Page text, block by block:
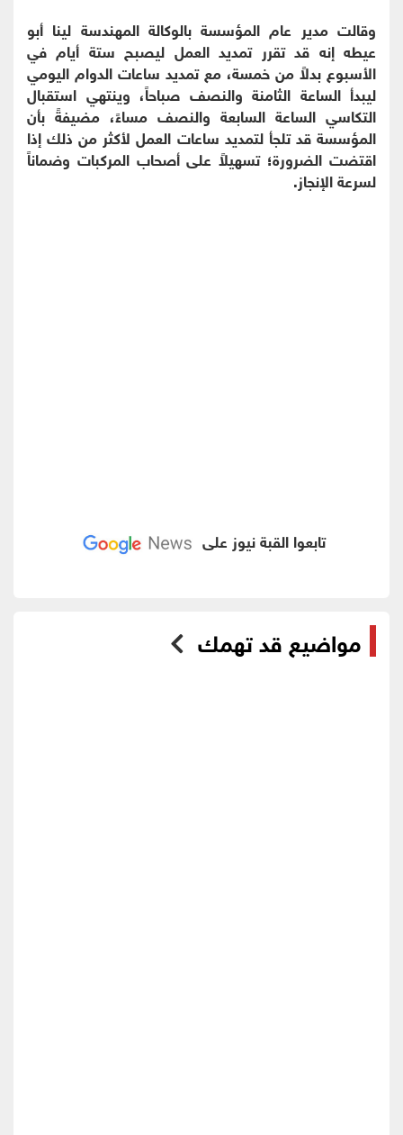
وقالت مدير عام المؤسسة بالوكالة المهندسة لينا أبو
عيطه إنه قد تقرر تمديد العمل ليصبح ستة أيام في
الأسبوع بدلاً من خمسة، مع تمديد ساعات الدوام اليومي
ليبدأ الساعة الثامنة والنصف صباحاً، وينتهي استقبال
التكاسي الساعة السابعة والنصف مساءً، مضيفةً بأن
المؤسسة قد تلجأ لتمديد ساعات العمل لأكثر من ذلك إذا
اقتضت الضرورة؛ تسهيلاً على أصحاب المركبات وضماناً
لسرعة الإنجاز.
تابعوا القبة نيوز على
مواضيع قد تهمك